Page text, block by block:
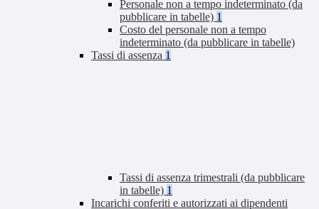
Personale non a tempo indeterminato (da
pubblicare in tabelle) 1
Costo del personale non a tempo
indeterminato (da pubblicare in tabelle)
Tassi di assenza 1
Tassi di assenza trimestrali (da pubblicare
in tabelle) 1
Incarichi conferiti e autorizzati ai dipendenti